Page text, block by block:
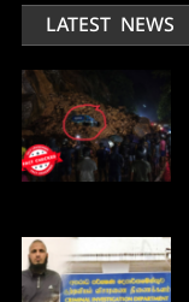
LATEST NEWS